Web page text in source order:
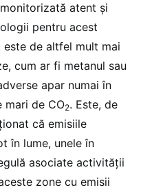
atent și
pentru acest
este de altfel mult mai
cum ar fi metanul sau
apar numai în
de CO2. Este, de
că emisiile
în lume, unele în
asociate activității
zone cu emisii